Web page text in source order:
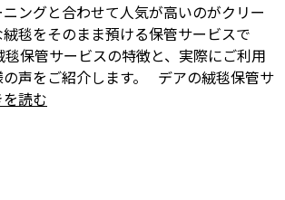
ングと合わせて人気が高いのがクリー
毯をそのまま預ける保管サービスで
毯保管サービスの特徴と、実際にご利用
の声をご紹介します。 デアの絨毯保管サ
読む